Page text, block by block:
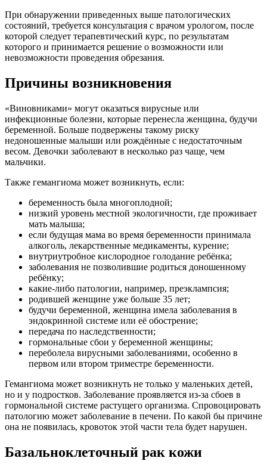
При обнаружении приведенных выше патологических
состояний, требуется консультация с врачом урологом, после
которой следует терапевтический курс, по результатам
которого и принимается решение о возможности или
невозможности проведения обрезания.
Причины возникновения
«Виновниками» могут оказаться вирусные или
инфекционные болезни, которые перенесла женщина, будучи
беременной. Больше подвержены такому риску
недоношенные малыши или рождённые с недостаточным
весом. Девочки заболевают в несколько раз чаще, чем
мальчики.
Также гемангиома может возникнуть, если:
беременность была многоплодной;
низкий уровень местной экологичности, где проживает
мать малыша;
если будущая мама во время беременности принимала
алкоголь, лекарственные медикаменты, курение;
внутриутробное кислородное голодание ребёнка;
заболевания не позволившие родиться доношенному
ребёнку;
какие-либо патологии, например, преэклампсия;
родившей женщине уже больше 35 лет;
будучи беременной, женщина имела заболевания в
эндокринной системе или её обострение;
передача по наследственности;
гормональные сбои у беременной женщины;
переболела вирусными заболеваниями, особенно в
первом или втором триместре беременности.
Гемангиома может возникнуть не только у маленьких детей,
но и у подростков. Заболевание проявляется из-за сбоев в
гормональной системе растущего организма. Спровоцировать
патологию может заболевание в печени. По какой бы причине
она не появилась, кровоток этой части тела будет нарушен.
Базальноклеточный рак кожи